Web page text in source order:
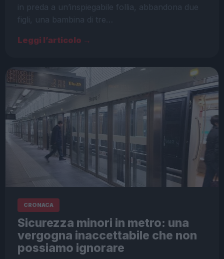
in preda a un’inspiegabile follia, abbandona due
figli, una bambina di tre…
Leggi l’articolo →
CRONACA
Sicurezza minori in metro: una
vergogna inaccettabile che non
possiamo ignorare